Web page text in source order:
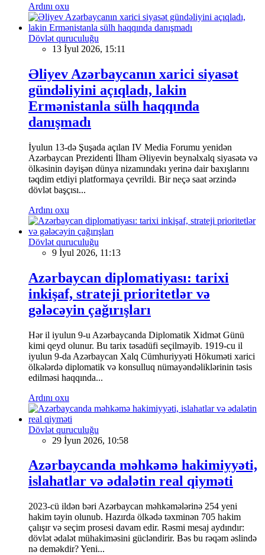
Ardını oxu
Dövlət quruculuğu
13 İyul 2026, 15:11
Əliyev Azərbaycanın xarici siyasət
gündəliyini açıqladı, lakin
Ermənistanla sülh haqqında
danışmadı
İyulun 13-də Şuşada açılan IV Media Forumu yenidən
Azərbaycan Prezidenti İlham Əliyevin beynəlxalq siyasətə və
ölkəsinin dəyişən dünya nizamındakı yerinə dair baxışlarını
təqdim etdiyi platformaya çevrildi. Bir neçə saat ərzində
dövlət başçısı...
Ardını oxu
Dövlət quruculuğu
9 İyul 2026, 11:13
Azərbaycan diplomatiyası: tarixi
inkişaf, strateji prioritetlər və
gələcəyin çağırışları
Hər il iyulun 9-u Azərbaycanda Diplomatik Xidmət Günü
kimi qeyd olunur. Bu tarix təsadüfi seçilməyib. 1919-cu il
iyulun 9-da Azərbaycan Xalq Cümhuriyyəti Hökuməti xarici
ölkələrdə diplomatik və konsulluq nümayəndəliklərinin təsis
edilməsi haqqında...
Ardını oxu
Dövlət quruculuğu
29 İyun 2026, 10:58
Azərbaycanda məhkəmə hakimiyyəti,
islahatlar və ədalətin real qiyməti
2023-cü ildən bəri Azərbaycan məhkəmələrinə 254 yeni
hakim təyin olunub. Hazırda ölkədə təxminən 705 hakim
çalışır və seçim prosesi davam edir. Rəsmi mesaj aydındır:
dövlət ədalət mühakiməsini gücləndirir. Bəs bu rəqəm əslində
nə deməkdir? Yeni...